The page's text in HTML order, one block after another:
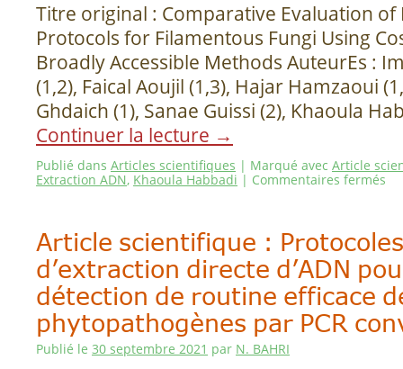
Titre original : Comparative Evaluation of
Protocols for Filamentous Fungi Using
Broadly Accessible Methods AuteurEs :
(1,2), Faical Aoujil (1,3), Hajar Hamzaoui
Ghdaich (1), Sanae Guissi (2), Khaoula
Continuer la lecture →
Publié dans Articles scientifiques | Marqué avec Article
Extraction ADN, Khaoula Habbadi | Commentaires fermés
Article scientifique :
d’extraction directe d’ADN
détection de routine efficace
phytopathogènes par PCR
Publié le 30 septembre 2021 par N. BAHRI